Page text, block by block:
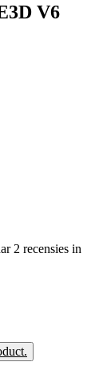
V6
2 recensies in